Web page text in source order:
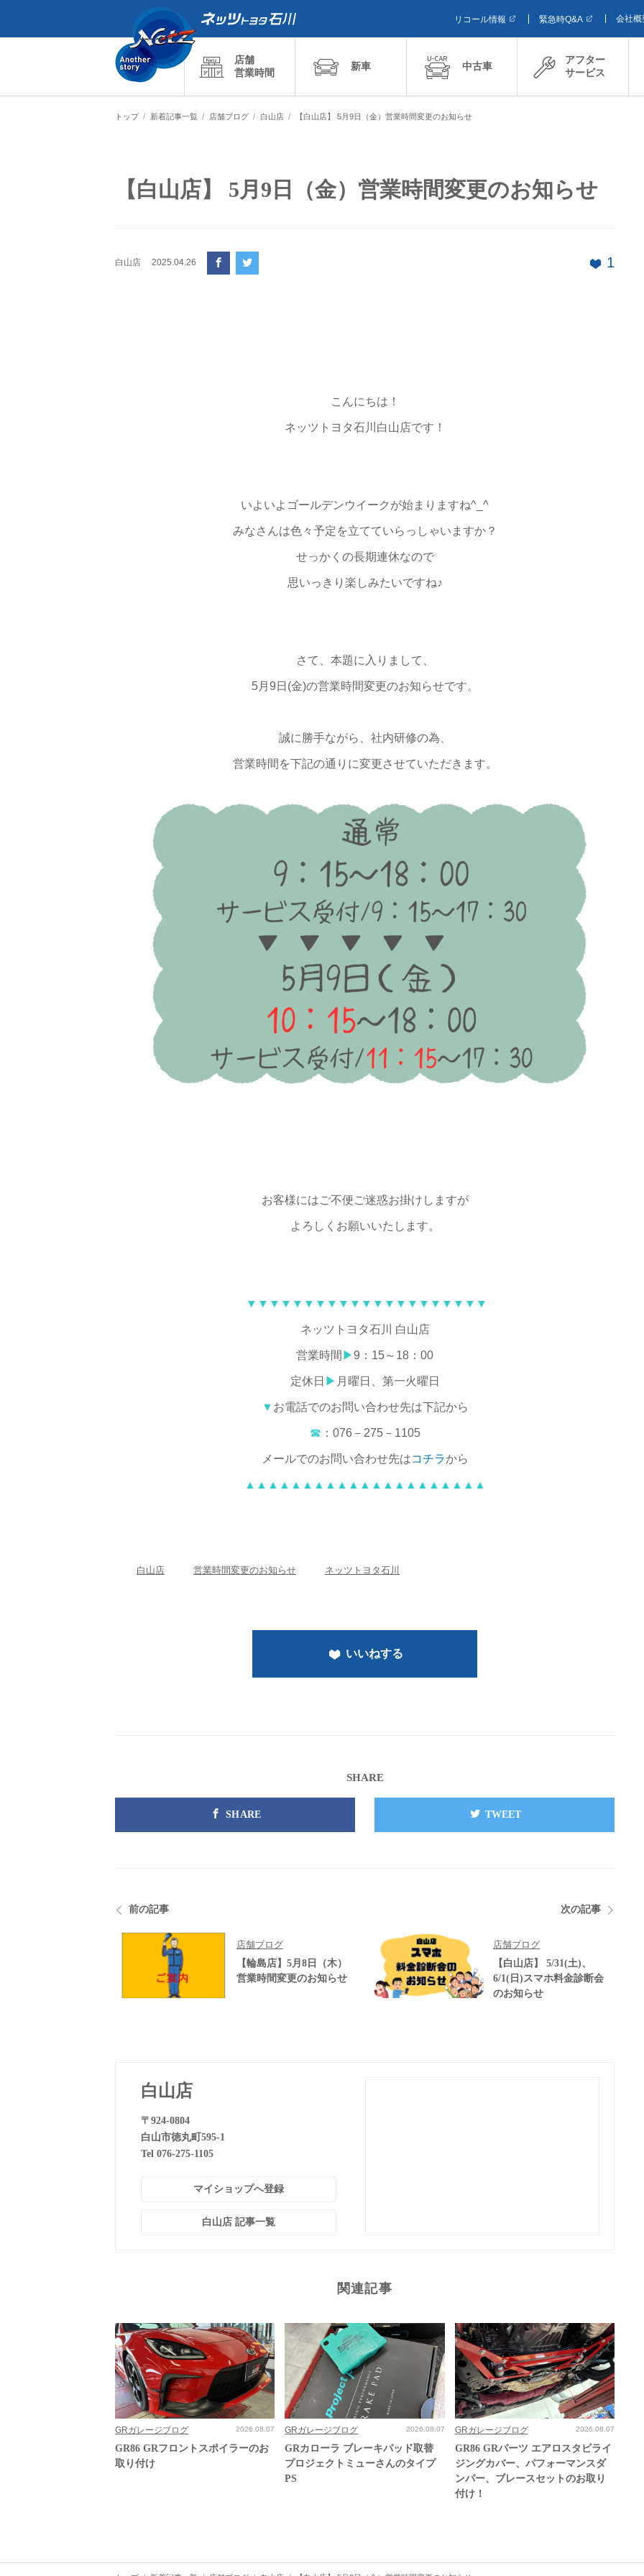
リコール情報 緊急時Q&A 会社概
店舗
営業時間
新車 中古車
アフター
サービス
トップ 新着記事一覧 店舗ブログ 白山店 【白山店】 5月9日（金）営業時間変更のお知らせ
【白山店】 5月9日（金）営業時間変更のお知らせ
白山店 2025.04.26 1
こんにちは！
ネッツトヨタ石川白山店です！
いよいよゴールデンウイークが始まりますね^_^
みなさんは色々予定を立てていらっしゃいますか？
せっかくの長期連休なので
思いっきり楽しみたいですね♪
さて、本題に入りまして、
5月9日(金)の営業時間変更のお知らせです。
誠に勝手ながら、社内研修の為、
営業時間を下記の通りに変更させていただきます。
お客様にはご不便ご迷惑お掛けしますが
よろしくお願いいたします。
▼▼▼▼▼▼▼▼▼▼▼▼▼▼▼▼▼▼▼▼▼
ネッツトヨタ石川 白山店
営業時間 ▶9：15～18：00
定休日 ▶ 月曜日、第一火曜日
▼ お電話でのお問い合わせ先は下記から
☎ ：076－275－1105
メールでのお問い合わせ先はコチラから
▲▲▲▲▲▲▲▲▲▲▲▲▲▲▲▲▲▲▲▲▲
白山店 営業時間変更のお知らせ ネッツトヨタ石川
いいねする
SHARE
SHARE TWEET
前の記事
店舗ブログ
【輪島店】5月8日（木）
営業時間変更のお知らせ
次の記事
店舗ブログ
【白山店】 5/31(土)、
6/1(日)スマホ料金診断会
のお知らせ
白山店
〒924-0804
白山市徳丸町595-1
Tel 076-275-1105
マイショップへ登録
白山店 記事一覧
関連記事
GRガレージブログ 2026.08.07
GR86 GRフロントスポイラーのお
取り付け
GRガレージブログ 2026.08.07
GRカローラ ブレーキパッド取替
プロジェクトミューさんのタイプ
PS
GRガレージブログ 2026.08.07
GR86 GRパーツ エアロスタビライ
ジングカバー、パフォーマンスダ
ンパー、ブレースセットのお取り
付け！